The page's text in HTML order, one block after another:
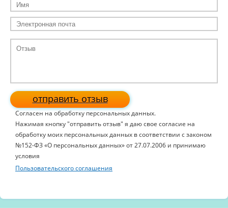
отправить отзыв
Согласен на обработку персональных данных.
Нажимая кнопку "отправить отзыв" я даю свое согласие на
обработку моих персональных данных в соответствии с законом
№152-ФЗ «О персональных данных» от 27.07.2006 и принимаю
условия
Пользовательского соглашения